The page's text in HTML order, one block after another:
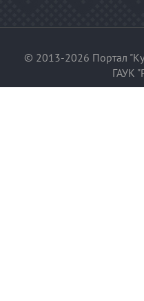
© 2013-2026 Портал
ГАУК